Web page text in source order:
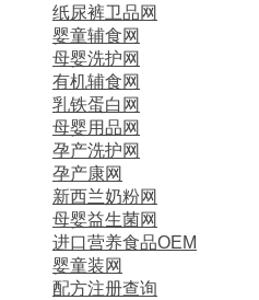
纸尿裤卫品网
婴童辅食网
母婴洗护网
有机辅食网
乳铁蛋白网
母婴用品网
孕产洗护网
孕产康网
新西兰奶粉网
母婴益生菌网
进口营养食品OEM
婴童装网
配方注册查询